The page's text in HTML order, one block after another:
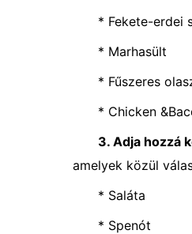
* Fekete-erdei
* Marhasült
* Fűszeres
* Chicken
3. Adja hozzá
amelyek közül
* Saláta
* Spenót